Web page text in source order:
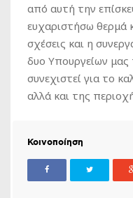
από αυτή την
ευχαριστήσω θερμά
σχέσεις και η
δυο Υπουργείων
συνεχιστεί για το
αλλά και της
Κοινοποίηση